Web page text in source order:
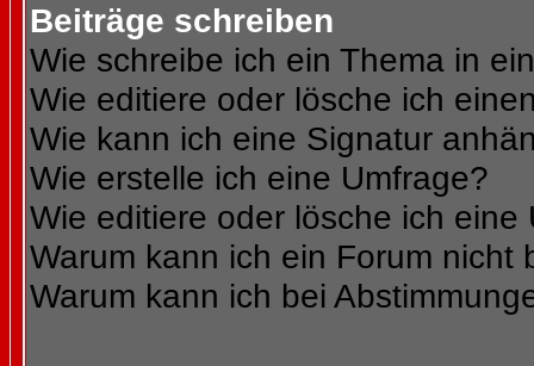
Beiträge schreiben
Wie schreibe ich ein Thema in
Wie editiere oder lösche ich
Wie kann ich eine Signatur
Wie erstelle ich eine Umfrage?
Wie editiere oder lösche ich eine
Warum kann ich ein Forum nicht
Warum kann ich bei